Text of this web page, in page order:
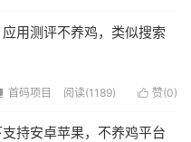
用测评不养鸡，类似搜索
 赞(0)
首码项目 阅读(1189)
持安卓苹果，不养鸡平台